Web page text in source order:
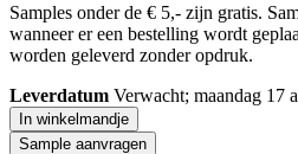
Samples onder de € 5,- zijn gratis.
wanneer er een bestelling wordt
worden geleverd zonder opdruk.
Leverdatum Verwacht; maandag 17
In winkelmandje
Sample aanvragen